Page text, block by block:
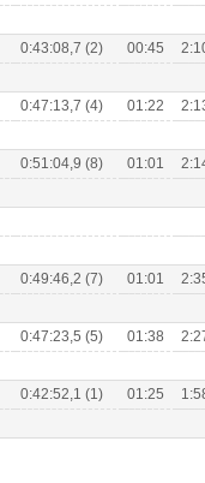
0:43:08,7 (2) 00:45
0:47:13,7 (4) 01:22
0:51:04,9 (8) 01:01
0:49:46,2 (7) 01:01
0:47:23,5 (5) 01:38
0:42:52,1 (1) 01:25